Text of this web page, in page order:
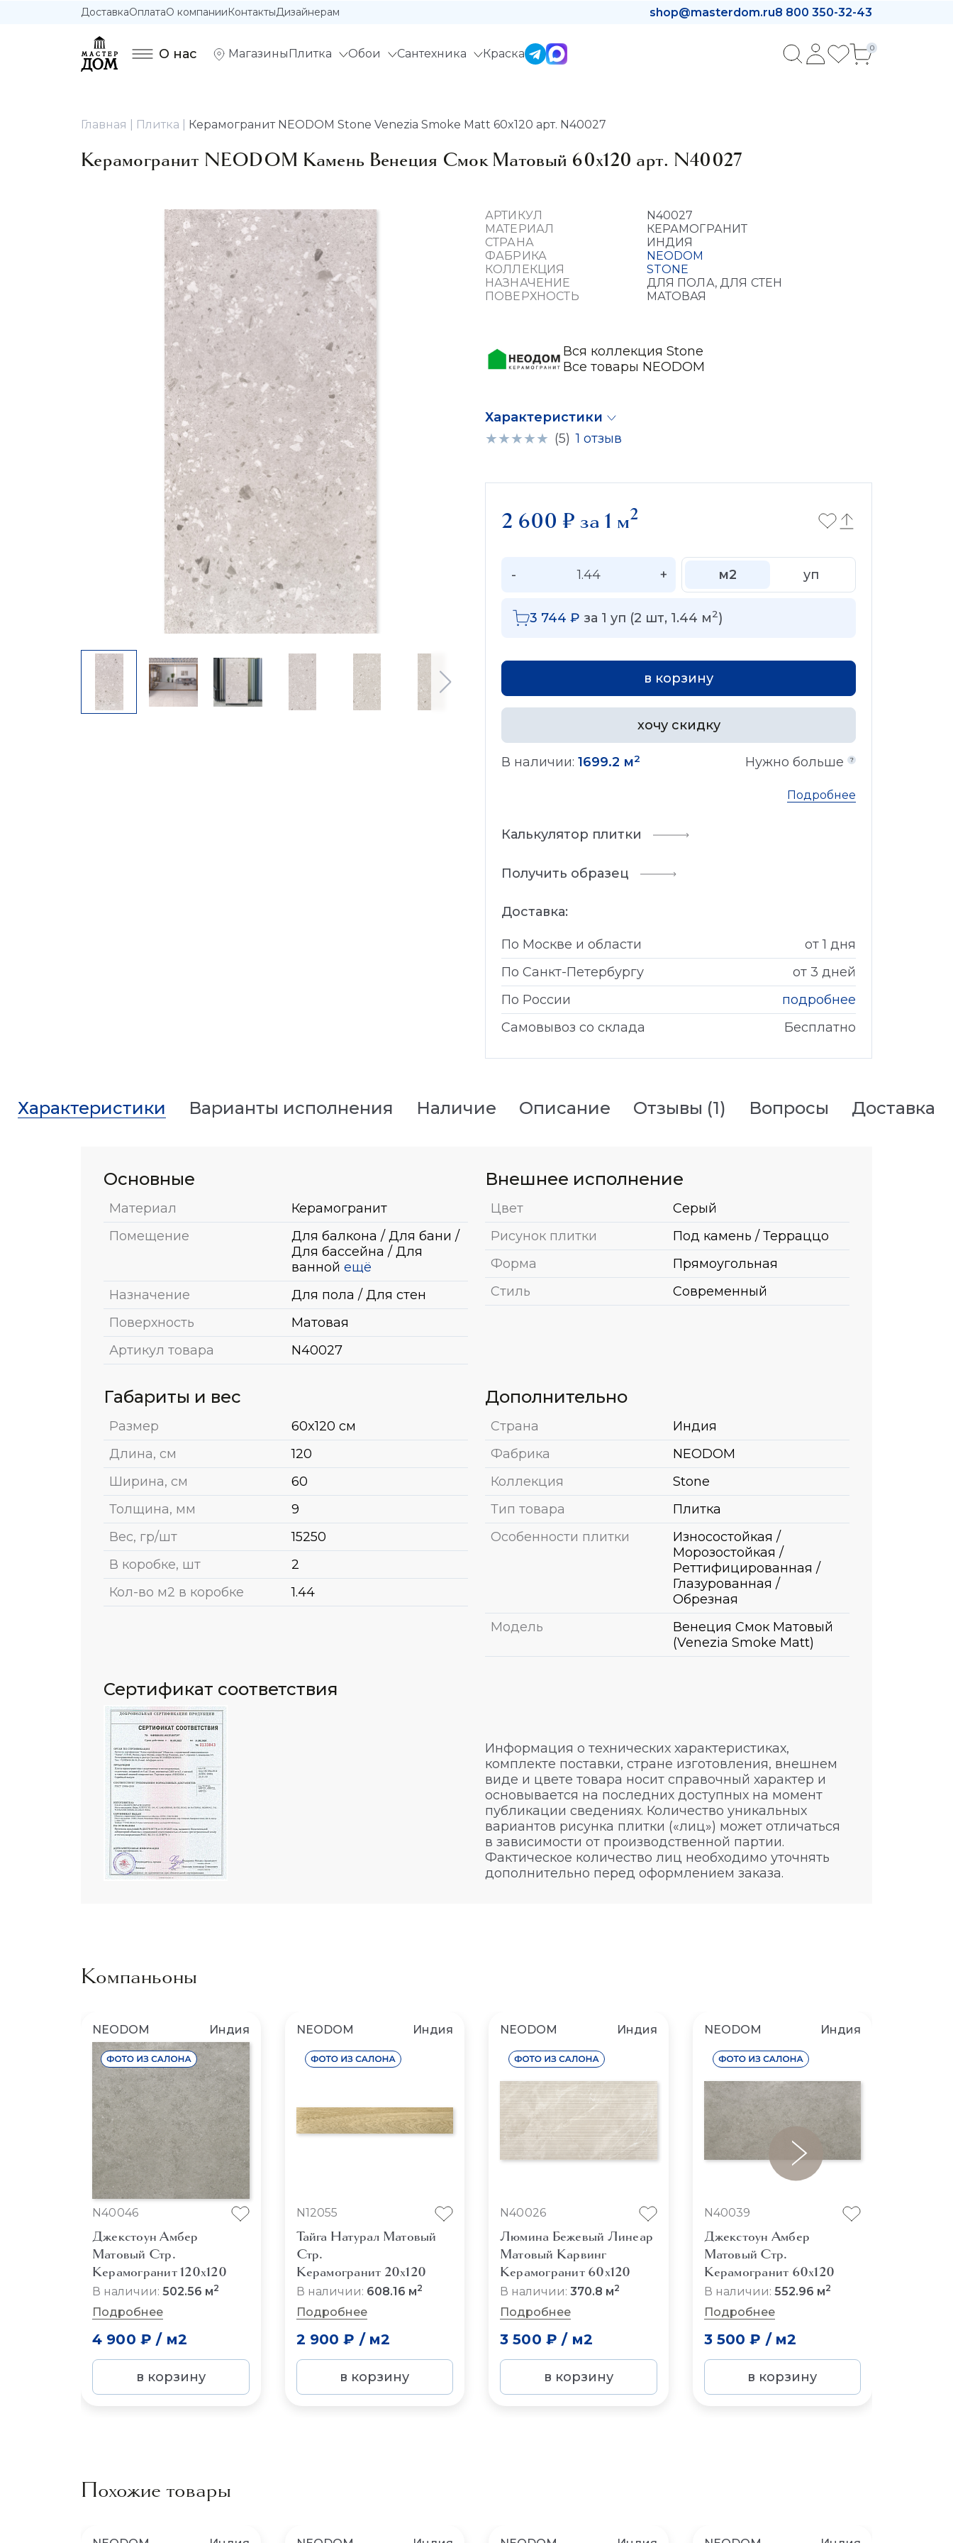
ДоставкаОплатаО компанииКонтактыДизайнерам shop@masterdom.ru8 800 350-32-43
О нас Магазины Плитка Обои Сантехника Краска 0
Главная Плитка Керамогранит NEODOM Stone Venezia Smoke Matt 60x120 арт. N40027
Керамогранит NEODOM Камень Венеция Смок Матовый 60x120 арт. N40027
АРТИКУЛ
N40027
МАТЕРИАЛ
КЕРАМОГРАНИТ
СТРАНА
ИНДИЯ
ФАБРИКА
NEODOM
КОЛЛЕКЦИЯ
STONE
НАЗНАЧЕНИЕ
ДЛЯ ПОЛА, ДЛЯ СТЕН
ПОВЕРХНОСТЬ
МАТОВАЯ
Вся коллекция Stone
Все товары NEODOM
Характеристики
(5) 1 отзыв
2 600 ₽ за 1 м2
- + м2 уп
3 744 ₽ за 1 уп (2 шт, 1.44 м2)
в корзину
хочу скидку
В наличии: 1699.2 м2 Нужно больше
Подробнее
Калькулятор плитки
Получить образец
Доставка:
По Москве и области
от 1 дня
По Санкт-Петербургу
от 3 дней
По России
подробнее
Самовывоз со склада
Бесплатно
Характеристики Варианты исполнения Наличие Описание Отзывы (1) Вопросы Доставка
Основные
Материал
Керамогранит
Помещение
Для балкона / Для бани /
Для бассейна / Для
ванной ещё
Назначение
Для пола / Для стен
Поверхность
Матовая
Артикул товара
N40027
Внешнее исполнение
Цвет
Серый
Рисунок плитки
Под камень / Терраццо
Форма
Прямоугольная
Стиль
Современный
Габариты и вес
Размер
60x120 см
Длина, см
120
Ширина, см
60
Толщина, мм
9
Вес, гр/шт
15250
В коробке, шт
2
Кол-во м2 в коробке
1.44
Дополнительно
Страна
Индия
Фабрика
NEODOM
Коллекция
Stone
Тип товара
Плитка
Особенности плитки
Износостойкая /
Морозостойкая /
Реттифицированная /
Глазурованная /
Обрезная
Модель
Венеция Смок Матовый
(Venezia Smoke Matt)
Сертификат соответствия
Информация о технических характеристиках,
комплекте поставки, стране изготовления, внешнем
виде и цвете товара носит справочный характер и
основывается на последних доступных на момент
публикации сведениях. Количество уникальных
вариантов рисунка плитки («лиц») может отличаться
в зависимости от производственной партии.
Фактическое количество лиц необходимо уточнять
дополнительно перед оформлением заказа.
Компаньоны
NEODOM Индия
N40046
Джекстоун Амбер
Матовый Стр.
Керамогранит 120x120
В наличии: 502.56 м2
Подробнее
4 900 ₽ / м2
в корзину
NEODOM Индия
N12055
Тайга Натурал Матовый
Стр.
Керамогранит 20x120
В наличии: 608.16 м2
Подробнее
2 900 ₽ / м2
в корзину
NEODOM Индия
N40026
Люмина Бежевый Линеар
Матовый Карвинг
Керамогранит 60x120
В наличии: 370.8 м2
Подробнее
3 500 ₽ / м2
в корзину
NEODOM Индия
N40039
Джекстоун Амбер
Матовый Стр.
Керамогранит 60x120
В наличии: 552.96 м2
Подробнее
3 500 ₽ / м2
в корзину
Похожие товары